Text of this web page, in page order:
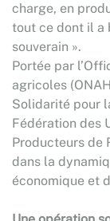
charge, en
tout ce dont il a
souverain ».
Portée par
agricoles
Solidarité pour
Fédération des
Producteurs de
dans la
économique et